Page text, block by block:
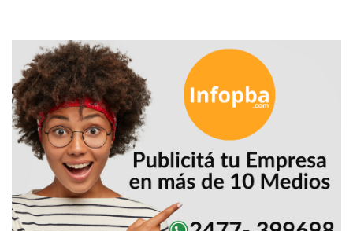
DÓNDE
COMPRAR
EL
MEJOR
GIMNASIO
DE
PERGAMINO
CREAR
TIENDA